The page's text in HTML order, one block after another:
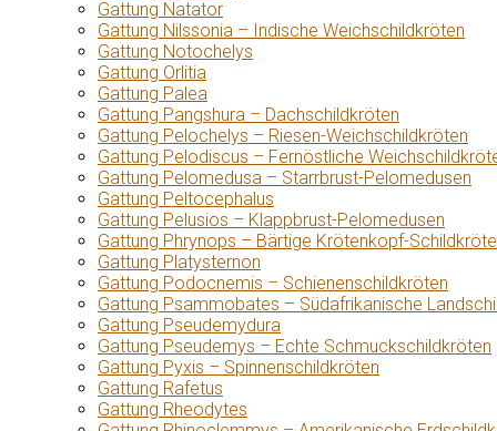
Gattung Natator
Gattung Nilssonia – Indische Weichschildkröten
Gattung Notochelys
Gattung Orlitia
Gattung Palea
Gattung Pangshura – Dachschildkröten
Gattung Pelochelys – Riesen-Weichschildkröten
Gattung Pelodiscus – Fernöstliche
Gattung Pelomedusa – Starrbrust-Pelomedusen
Gattung Peltocephalus
Gattung Pelusios – Klappbrust-Pelomedusen
Gattung Phrynops – Bärtige Krötenkopf-
Gattung Platysternon
Gattung Podocnemis – Schienenschildkröten
Gattung Psammobates – Südafrikanische
Gattung Pseudemydura
Gattung Pseudemys – Echte Schmuckschildkröten
Gattung Pyxis – Spinnenschildkröten
Gattung Rafetus
Gattung Rheodytes